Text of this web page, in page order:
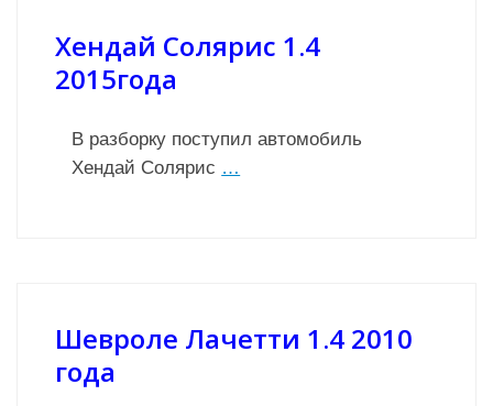
Хендай Солярис 1.4
2015года
В разборку поступил автомобиль
Хендай Солярис …
Шевроле Лачетти 1.4 2010
года